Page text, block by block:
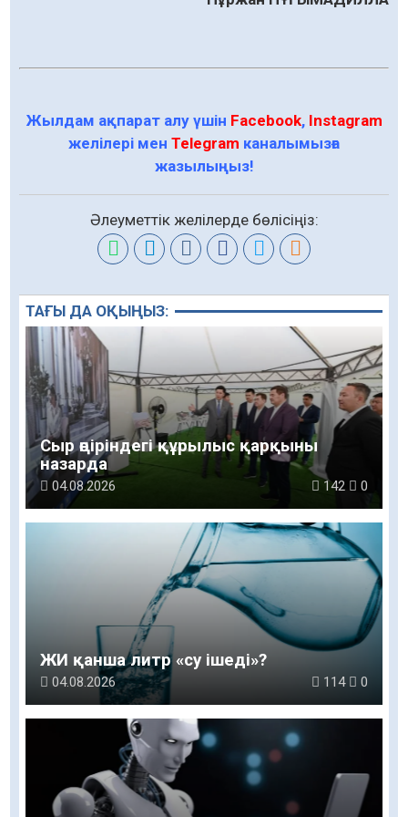
Жылдам ақпарат алу үшін Facebook, Instagram
желілері мен Telegram каналымызға
жазылыңыз!
Әлеуметтік желілерде бөлісіңіз:
ТАҒЫ ДА ОҚЫҢЫЗ:
Сыр өңіріндегі құрылыс қарқыны
назарда
04.08.2026 142 0
ЖИ қанша литр «су ішеді»?
04.08.2026 114 0